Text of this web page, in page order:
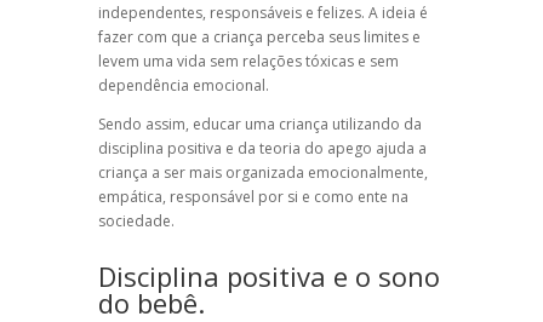
independentes, responsáveis e felizes. A ideia é
fazer com que a criança perceba seus limites e
levem uma vida sem relações tóxicas e sem
dependência emocional.
Sendo assim, educar uma criança utilizando da
disciplina positiva e da teoria do apego ajuda a
criança a ser mais organizada emocionalmente,
empática, responsável por si e como ente na
sociedade.
Disciplina positiva e o sono
do bebê.